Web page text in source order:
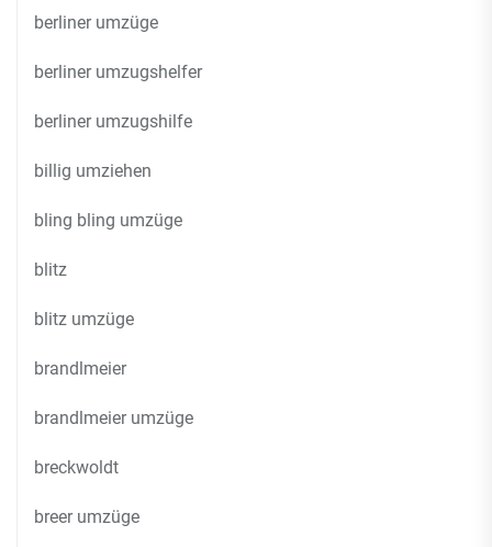
berliner umzüge
berliner umzugshelfer
berliner umzugshilfe
billig umziehen
bling bling umzüge
blitz
blitz umzüge
brandlmeier
brandlmeier umzüge
breckwoldt
breer umzüge